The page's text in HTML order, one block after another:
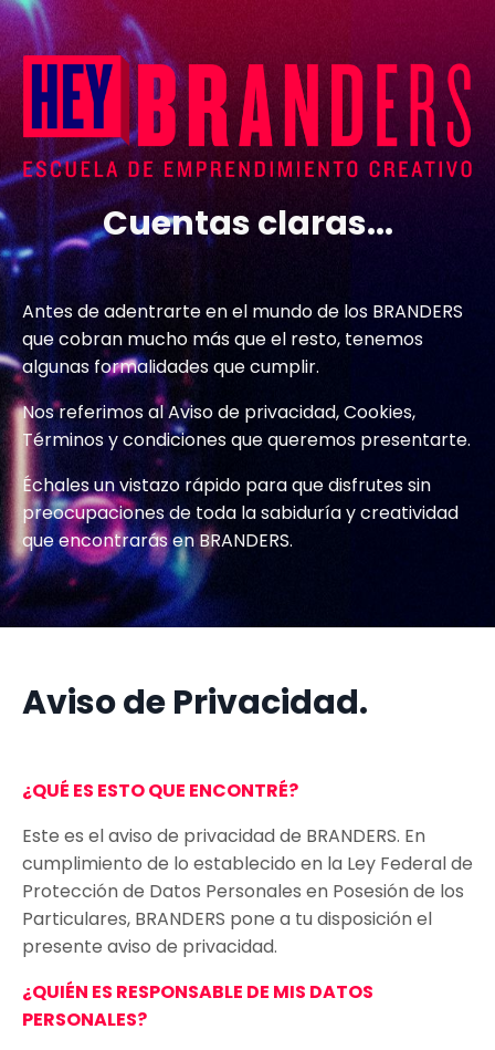
Cuentas claras...
Antes de adentrarte en el mundo de los BRANDERS
que cobran mucho más que el resto, tenemos
algunas formalidades que cumplir.
Nos referimos al Aviso de privacidad, Cookies,
Términos y condiciones que queremos presentarte.
Échales un vistazo rápido para que disfrutes sin
preocupaciones de toda la sabiduría y creatividad
que encontrarás en BRANDERS.
Aviso de Privacidad.
¿QUÉ ES ESTO QUE ENCONTRÉ?
Este es el aviso de privacidad de BRANDERS. En
cumplimiento de lo establecido en la Ley Federal de
Protección de Datos Personales en Posesión de los
Particulares, BRANDERS pone a tu disposición el
presente aviso de privacidad.
¿QUIÉN ES RESPONSABLE DE MIS DATOS
PERSONALES?